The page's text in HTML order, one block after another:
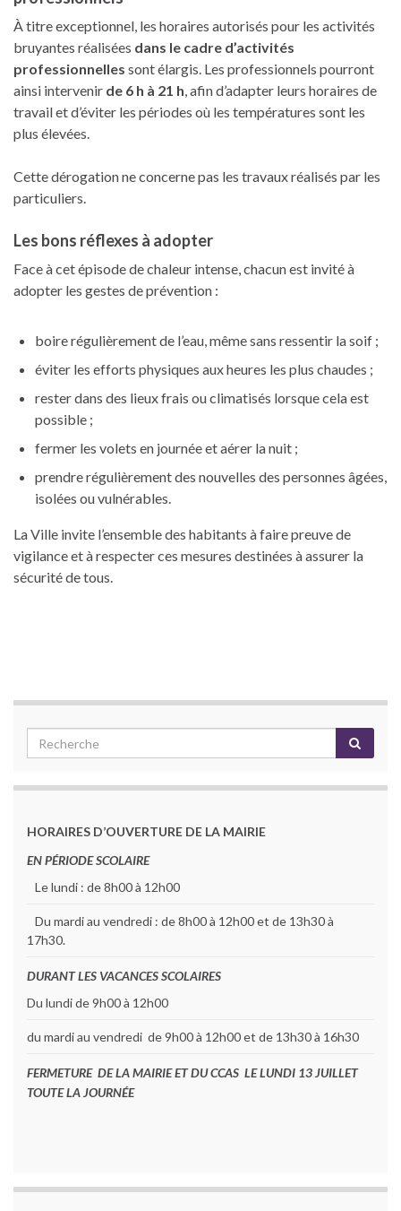
À titre exceptionnel, les horaires autorisés pour les activités
bruyantes réalisées dans le cadre d’activités
professionnelles sont élargis. Les professionnels pourront
ainsi intervenir de 6 h à 21 h, afin d’adapter leurs horaires de
travail et d’éviter les périodes où les températures sont les
plus élevées.
Cette dérogation ne concerne pas les travaux réalisés par les
particuliers.
Les bons réflexes à adopter
Face à cet épisode de chaleur intense, chacun est invité à
adopter les gestes de prévention :
boire régulièrement de l’eau, même sans ressentir la soif ;
éviter les efforts physiques aux heures les plus chaudes ;
rester dans des lieux frais ou climatisés lorsque cela est
possible ;
fermer les volets en journée et aérer la nuit ;
prendre régulièrement des nouvelles des personnes âgées,
isolées ou vulnérables.
La Ville invite l’ensemble des habitants à faire preuve de
vigilance et à respecter ces mesures destinées à assurer la
sécurité de tous.
HORAIRES D’OUVERTURE DE LA MAIRIE
EN PÉRIODE SCOLAIRE
Le lundi : de 8h00 à 12h00
Du mardi au vendredi : de 8h00 à 12h00 et de 13h30 à
17h30.
DURANT LES VACANCES SCOLAIRES
Du lundi de 9h00 à 12h00
du mardi au vendredi de 9h00 à 12h00 et de 13h30 à 16h30
FERMETURE DE LA MAIRIE ET DU CCAS LE LUNDI 13 JUILLET
TOUTE LA JOURNÉE